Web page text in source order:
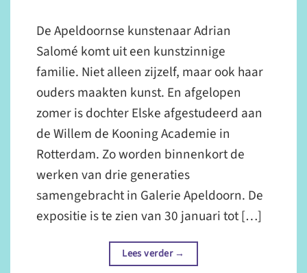
De Apeldoornse kunstenaar Adrian
Salomé komt uit een kunstzinnige
familie. Niet alleen zijzelf, maar ook haar
ouders maakten kunst. En afgelopen
zomer is dochter Elske afgestudeerd aan
de Willem de Kooning Academie in
Rotterdam. Zo worden binnenkort de
werken van drie generaties
samengebracht in Galerie Apeldoorn. De
expositie is te zien van 30 januari tot […]
Lees verder→